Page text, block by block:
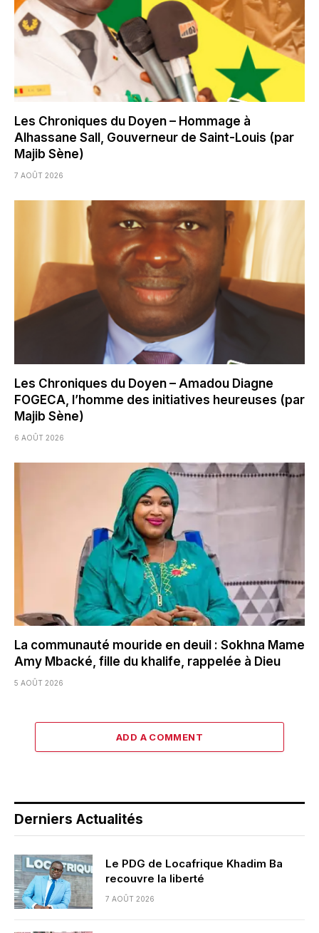
Les Chroniques du Doyen – Hommage à
Alhassane Sall, Gouverneur de Saint-Louis (par
Majib Sène)
7 AOÛT 2026
Les Chroniques du Doyen – Amadou Diagne
FOGECA, l’homme des initiatives heureuses (par
Majib Sène)
6 AOÛT 2026
La communauté mouride en deuil : Sokhna Mame
Amy Mbacké, fille du khalife, rappelée à Dieu
5 AOÛT 2026
ADD A COMMENT
Derniers Actualités
Le PDG de Locafrique Khadim Ba
recouvre la liberté
7 AOÛT 2026